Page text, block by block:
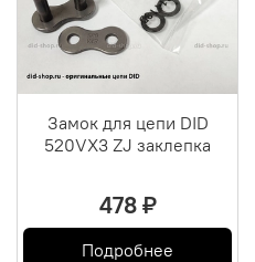
Замок для цепи DID
520VX3 ZJ заклепка
478 ₽
Подробнее